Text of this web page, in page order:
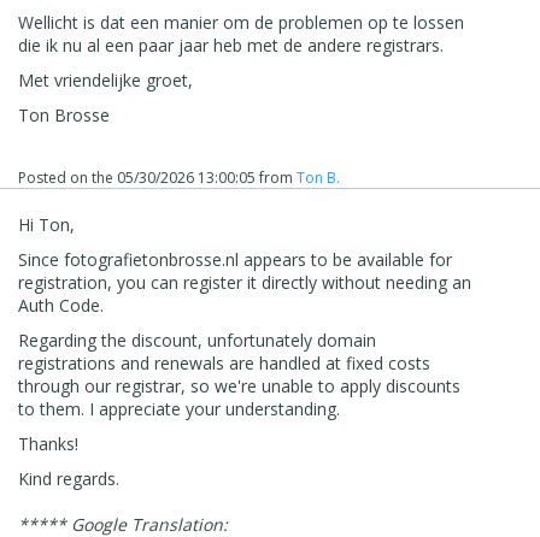
Wellicht is dat een manier om de problemen op te lossen
die ik nu al een paar jaar heb met de andere registrars.
Met vriendelijke groet,
Ton Brosse
Posted on the 05/30/2026 13:00:05from Ton B.
Hi Ton,
Since fotografietonbrosse.nl appears to be available for
registration, you can register it directly without needing an
Auth Code.
Regarding the discount, unfortunately domain
registrations and renewals are handled at fixed costs
through our registrar, so we're unable to apply discounts
to them. I appreciate your understanding.
Thanks!
Kind regards.
***** Google Translation: